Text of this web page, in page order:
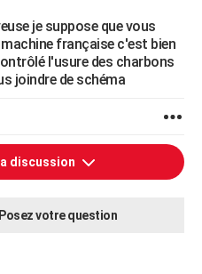
je suppose que vous
française c'est bien
l'usure des charbons
joindre de schéma
discussion
Posez votre question